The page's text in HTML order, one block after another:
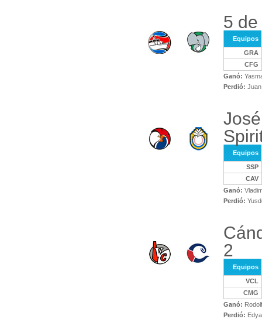
5
Equipos
GRA
CFG
Ganó:
Perdió:
Equipos
SSP
CAV
Ganó:
Perdió:
2
Equipos
VCL
CMG
Ganó:
Perdió: